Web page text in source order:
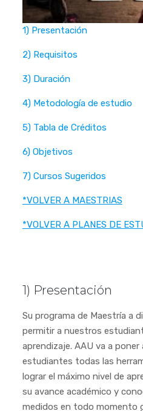
1) Presentación
2) Requisitos
3) Duración
4) Metodología de estudio
5) Tabla de Créditos
6) Objetivos
7) Cursos Sugeridos
*VOLVER A MAESTRIAS
*VOLVER A PLANES DE
1) Presentación
Su programa de Maestría a
permitir a nuestros
aprendizaje. AAU va a
estudiantes todas las
lograr el máximo nivel de
su avance académico y
medidos en todo momento